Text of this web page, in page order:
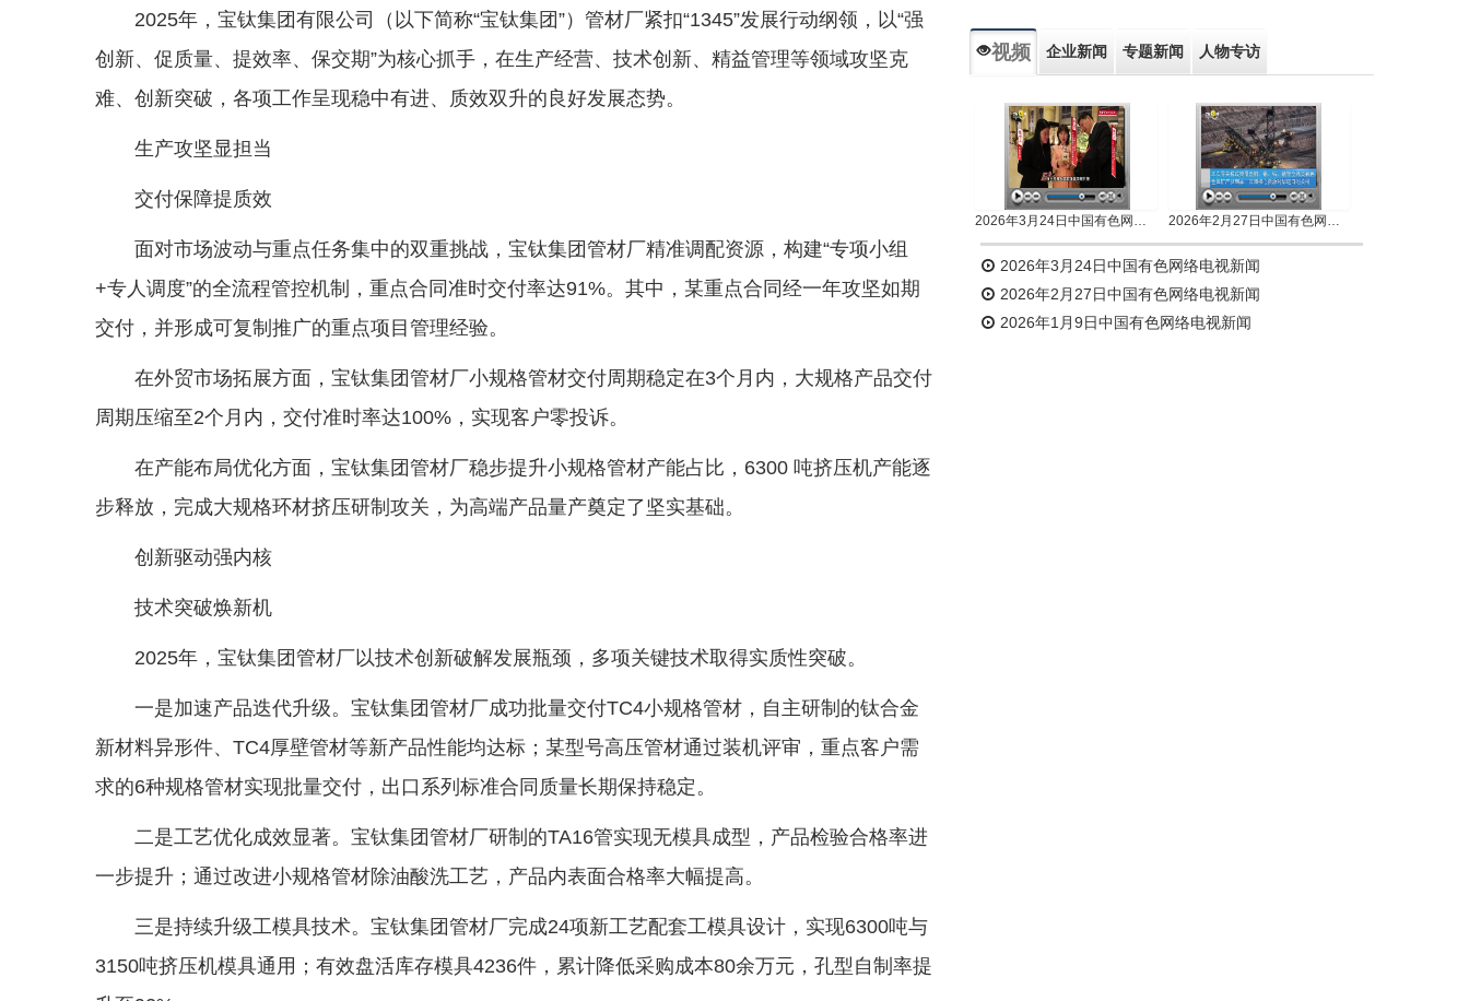
2025年，宝钛集团有限公司（以下简称“宝钛集团”）管材厂紧扣“1345”发展行动纲领，以“强
创新、促质量、提效率、保交期”为核心抓手，在生产经营、技术创新、精益管理等领域攻坚克
难、创新突破，各项工作呈现稳中有进、质效双升的良好发展态势。
生产攻坚显担当
交付保障提质效
面对市场波动与重点任务集中的双重挑战，宝钛集团管材厂精准调配资源，构建“专项小组
+专人调度”的全流程管控机制，重点合同准时交付率达91%。其中，某重点合同经一年攻坚如期
交付，并形成可复制推广的重点项目管理经验。
在外贸市场拓展方面，宝钛集团管材厂小规格管材交付周期稳定在3个月内，大规格产品交付
周期压缩至2个月内，交付准时率达100%，实现客户零投诉。
在产能布局优化方面，宝钛集团管材厂稳步提升小规格管材产能占比，6300 吨挤压机产能逐
步释放，完成大规格环材挤压研制攻关，为高端产品量产奠定了坚实基础。
创新驱动强内核
技术突破焕新机
2025年，宝钛集团管材厂以技术创新破解发展瓶颈，多项关键技术取得实质性突破。
一是加速产品迭代升级。宝钛集团管材厂成功批量交付TC4小规格管材，自主研制的钛合金
新材料异形件、TC4厚壁管材等新产品性能均达标；某型号高压管材通过装机评审，重点客户需
求的6种规格管材实现批量交付，出口系列标准合同质量长期保持稳定。
二是工艺优化成效显著。宝钛集团管材厂研制的TA16管实现无模具成型，产品检验合格率进
一步提升；通过改进小规格管材除油酸洗工艺，产品内表面合格率大幅提高。
三是持续升级工模具技术。宝钛集团管材厂完成24项新工艺配套工模具设计，实现6300吨与
3150吨挤压机模具通用；有效盘活库存模具4236件，累计降低采购成本80余万元，孔型自制率提
视频 企业新闻 专题新闻 人物专访
2026年3月24日中国有色网络电视新闻 2026年2月27日中国有色网络电视新闻
2026年3月24日中国有色网络电视新闻
2026年2月27日中国有色网络电视新闻
2026年1月9日中国有色网络电视新闻